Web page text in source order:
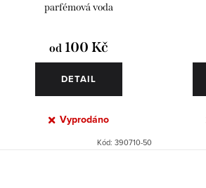
parfémová voda
od 100 Kč
DETAIL
Vyprodáno
Kód: 390710-50